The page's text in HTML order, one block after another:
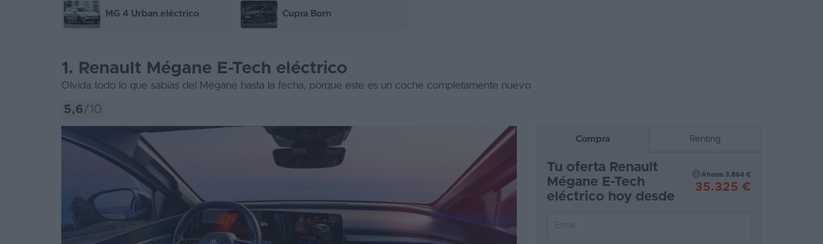
MG 4 Urban eléctrico Cupra Born
1. Renault Mégane E-Tech eléctrico
Olvida todo lo que sabías del Mégane hasta la fecha, porque este es un coche completamente nuevo
5,6/10
Compra Renting
Tu oferta Renault
Mégane E-Tech
eléctrico hoy desde
Ahorra 3.864 €
35.325 €